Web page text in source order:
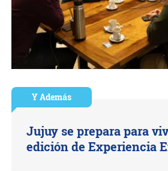
Y Además
Jujuy se prepara para
edición de Experiencia